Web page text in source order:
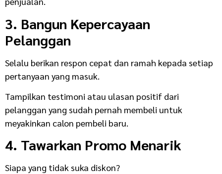
3. Bangun Kepercayaan
Pelanggan
Selalu berikan respon cepat dan ramah kepada setiap
pertanyaan yang masuk.
Tampilkan testimoni atau ulasan positif dari
pelanggan yang sudah pernah membeli untuk
meyakinkan calon pembeli baru.
4. Tawarkan Promo Menarik
Siapa yang tidak suka diskon?